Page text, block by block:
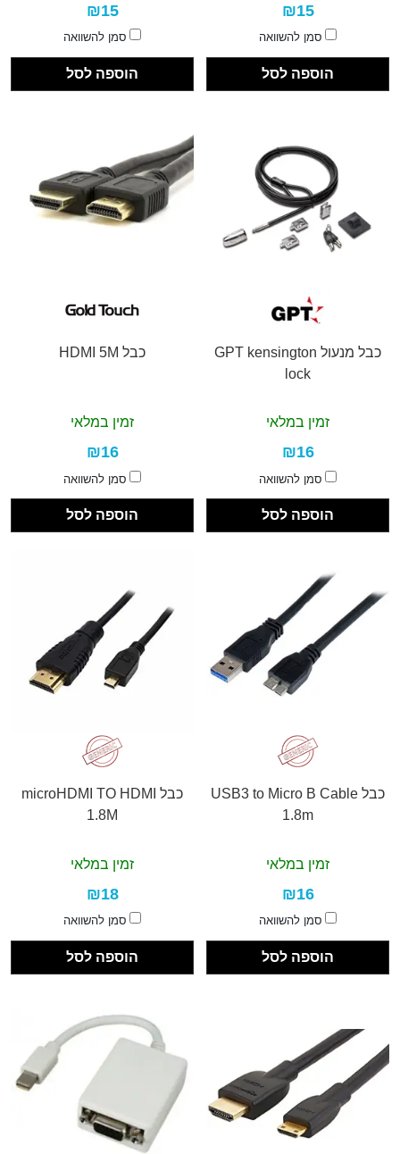
₪15
סמן להשוואה
הוספה לסל
₪15
סמן להשוואה
הוספה לסל
כבל מנעול GPT kensington
lock
זמין במלאי
₪16
סמן להשוואה
הוספה לסל
כבל HDMI 5M
זמין במלאי
₪16
סמן להשוואה
הוספה לסל
כבל USB3 to Micro B Cable
1.8m
זמין במלאי
₪16
סמן להשוואה
הוספה לסל
כבל microHDMI TO HDMI
1.8M
זמין במלאי
₪18
סמן להשוואה
הוספה לסל